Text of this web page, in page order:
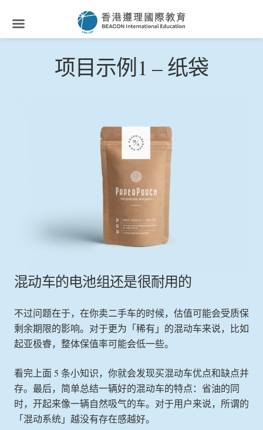
项目示例1 – 纸袋
混动车的电池组还是很耐用的
不过问题在于，在你卖二手车的时候，估值可能会受质保
剩余期限的影响。对于更为「稀有」的混动车来说，比如
起亚极睿，整体保值率可能会低一些。
看完上面 5 条小知识，你就会发现买混动车优点和缺点并
存。最后，简单总结一辆好的混动车的特点：省油的同
时，开起来像一辆自然吸气的车。对于用户来说，所谓的
「混动系统」越没有存在感越好。